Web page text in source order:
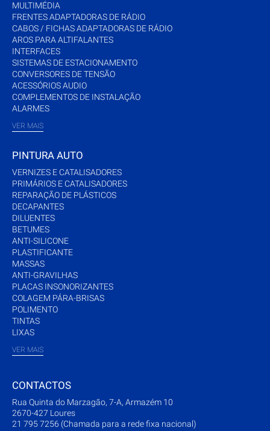
MULTIMÉDIA
FRENTES ADAPTADORAS DE RÁDIO
CABOS / FICHAS ADAPTADORAS DE RÁDIO
AROS PARA ALTIFALANTES
INTERFACES
SISTEMAS DE ESTACIONAMENTO
CONVERSORES DE TENSÃO
ACESSÓRIOS AUDIO
COMPLEMENTOS DE INSTALAÇÃO
ALARMES
VER MAIS
PINTURA AUTO
VERNIZES E CATALISADORES
PRIMÁRIOS E CATALISADORES
REPARAÇÃO DE PLÁSTICOS
DECAPANTES
DILUENTES
BETUMES
ANTI-SILICONE
PLASTIFICANTE
MASSAS
ANTI-GRAVILHAS
PLACAS INSONORIZANTES
COLAGEM PÁRA-BRISAS
POLIMENTO
TINTAS
LIXAS
VER MAIS
CONTACTOS
Rua Quinta do Marzagão, 7-A, Armazém 10
2670-427 Loures
21 795 7256 (Chamada para a rede fixa nacional)